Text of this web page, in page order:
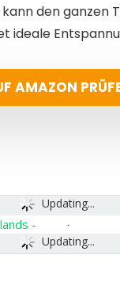
den ganzen
ideale
AMAZON
Updating...
Updating...
-